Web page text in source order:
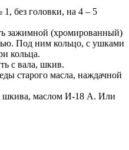
без головки, на 4 – 5
зажимной (хромированный)
Под ним кольцо, с ушками
кольца.
с вала, шкив.
старого масла, наждачной
шкива, маслом И-18 А. Или